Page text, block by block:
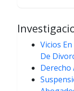
Vicios
De
Derecho